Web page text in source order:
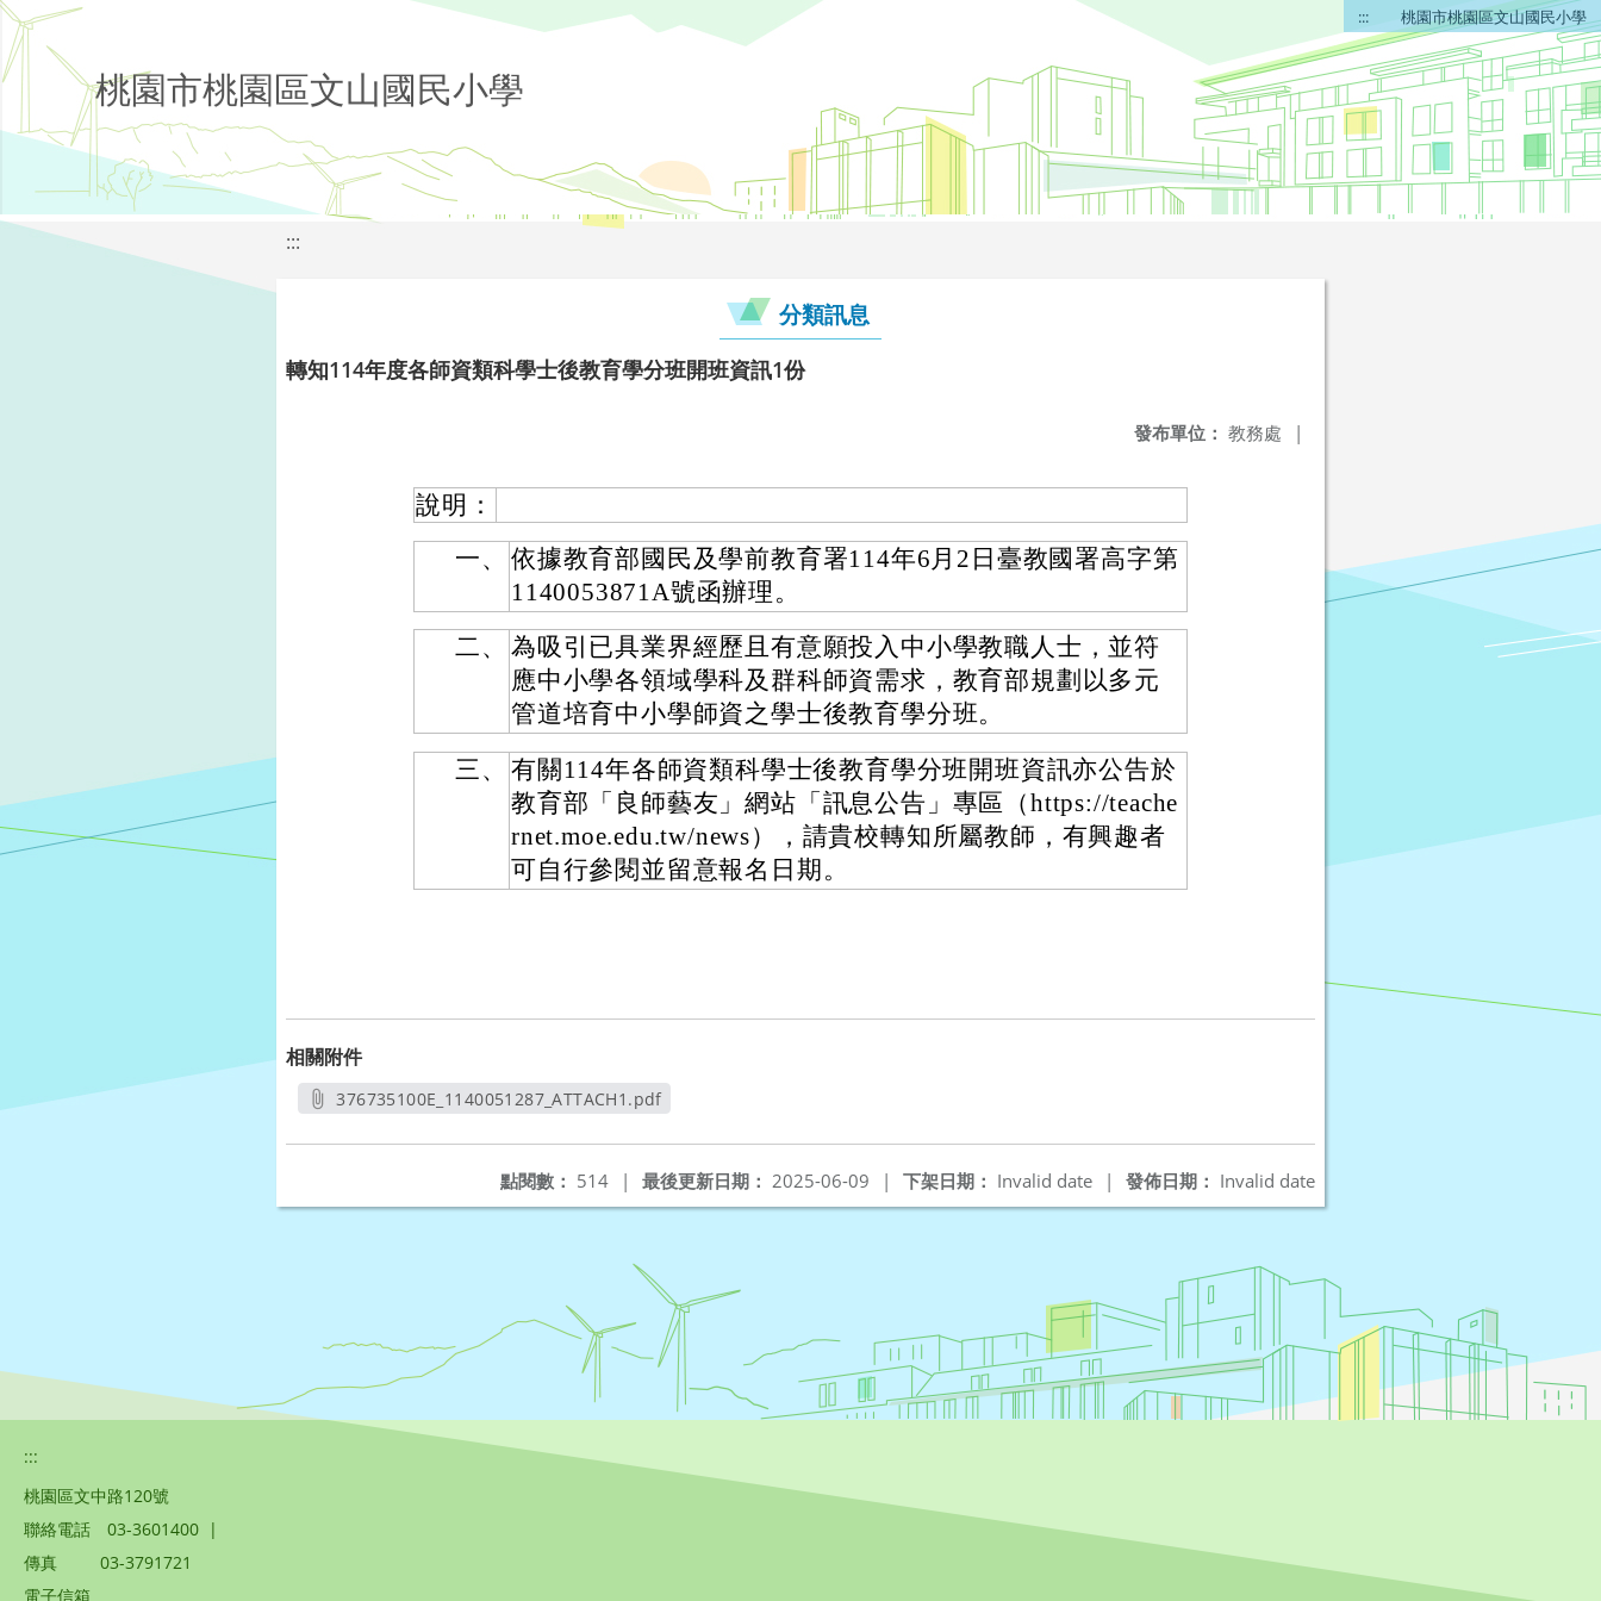
::: 桃園市桃園區文山國民小學
桃園市桃園區文山國民小學
:::
分類訊息
轉知114年度各師資類科學士後教育學分班開班資訊1份
發布單位： 教務處 |
說明：
一、
依據教育部國民及學前教育署114年6月2日臺教國署高字第
1140053871A號函辦理。
二、
為吸引已具業界經歷且有意願投入中小學教職人士，並符
應中小學各領域學科及群科師資需求，教育部規劃以多元
管道培育中小學師資之學士後教育學分班。
三、
有關114年各師資類科學士後教育學分班開班資訊亦公告於
教育部「良師藝友」網站「訊息公告」專區（https://teache
rnet.moe.edu.tw/news），請貴校轉知所屬教師，有興趣者
可自行參閱並留意報名日期。
相關附件
376735100E_1140051287_ATTACH1.pdf
發佈日期： Invalid date
下架日期： Invalid date |
最後更新日期： 2025-06-09 |
點閱數： 514 |
:::
桃園區文中路120號
聯絡電話
03-3601400 |
傳真
03-3791721
電子信箱